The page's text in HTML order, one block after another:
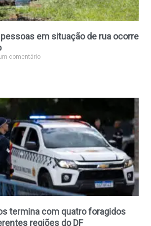
em situação de rua ocorre
comentário
termina com quatro foragidos
regiões do DF